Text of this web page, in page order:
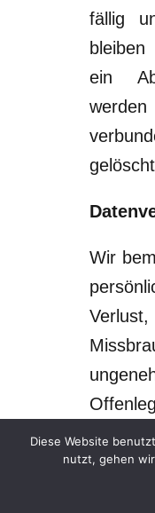
fällig
bleiben
ein
Wir
&
Alle
Diese Website
nutzt, gehen